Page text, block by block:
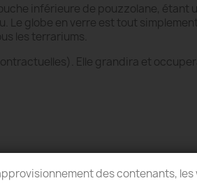
inférieure de pouzzolane, étant
globe en verre est tout
les terrariums.
Elle grandira et
des contenants, les